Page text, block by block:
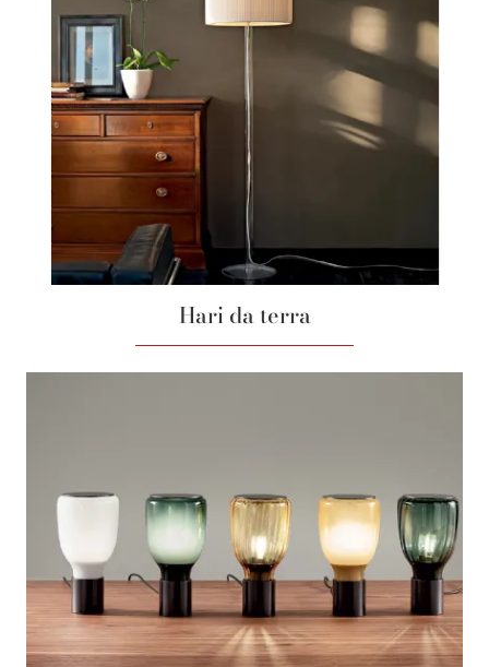
Hari da terra